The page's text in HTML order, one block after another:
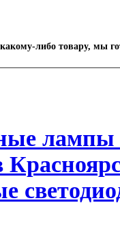
какому-либо товару, мы
лампы